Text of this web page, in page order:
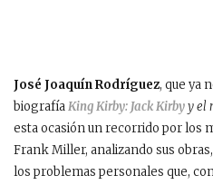
José Joaquín Rodríguez, que ya
biografíaKing Kirby: Jack Kirbyy el
esta ocasión un recorrido por los
Frank Miller, analizando sus
los problemas personales que,